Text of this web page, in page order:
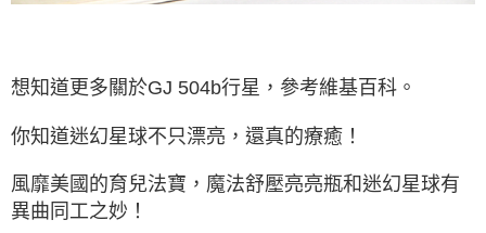
想知道更多關於GJ 504b行星，參考維基百科。
你知道迷幻星球不只漂亮，還真的療癒！
風靡美國的育兒法寶，魔法舒壓亮亮瓶和迷幻星球有
異曲同工之妙！